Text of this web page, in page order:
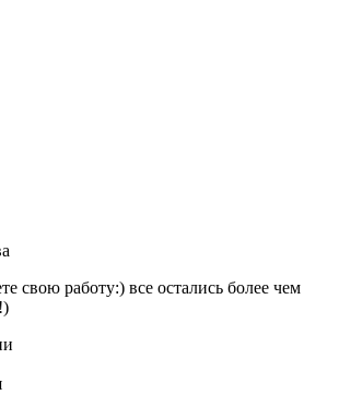
свою работу:) все остались более чем